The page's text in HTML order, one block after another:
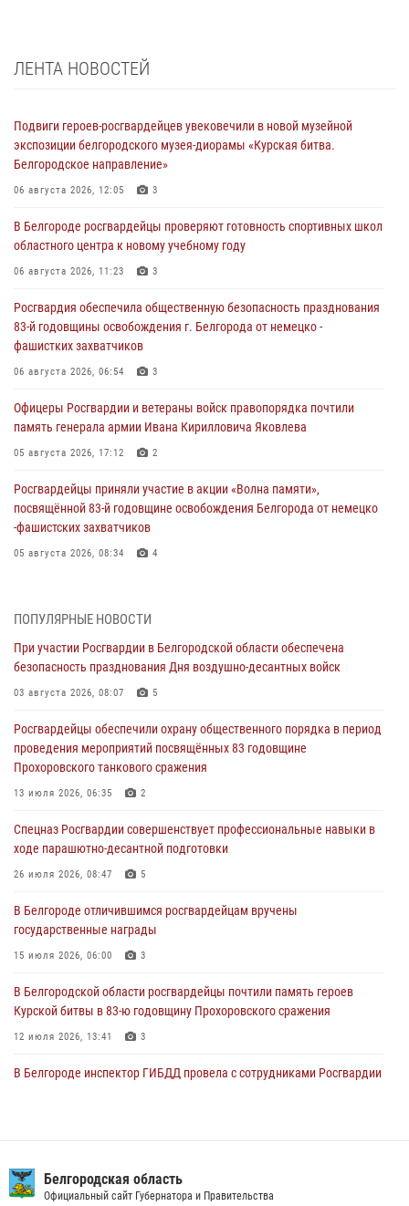
ЛЕНТА НОВОСТЕЙ
Подвиги героев‑росгвардейцев увековечили в новой музейной
экспозиции белгородского музея‑диорамы «Курская битва.
Белгородское направление»
06 августа 2026, 12:05 3
В Белгороде росгвардейцы проверяют готовность спортивных школ
областного центра к новому учебному году
06 августа 2026, 11:23 3
Росгвардия обеспечила общественную безопасность празднования
83-й годовщины освобождения г. Белгорода от немецко -
фашистких захватчиков
06 августа 2026, 06:54 3
Офицеры Росгвардии и ветераны войск правопорядка почтили
память генерала армии Ивана Кирилловича Яковлева
05 августа 2026, 17:12 2
Росгвардейцы приняли участие в акции «Волна памяти»,
посвящённой 83‑й годовщине освобождения Белгорода от немецко
‑фашистских захватчиков
05 августа 2026, 08:34 4
Росгвардейцы спасли раненого при атаке FPV-дрона ВСУ жителя
белгородского приграничья
За неделю белгородские росгвардейцы пресекли свыше 130
правонарушений
04 августа 2026, 06:03
Сотрудники Росгвардии задержали подозреваемую в краже
товаров из гипермаркета в Белгороде
03 августа 2026, 13:29
«Я расскажу вам о Герое»: история подполковника милиции в
отставке Виктора Хайрулика (видео)
03 августа 2026, 10:37
ПОПУЛЯРНЫЕ НОВОСТИ
При участии Росгвардии в Белгородской области обеспечена
безопасность празднования Дня воздушно-десантных войск
03 августа 2026, 08:07 5
Росгвардейцы обеспечили охрану общественного порядка в период
проведения мероприятий посвящённых 83 годовщине
Прохоровского танкового сражения
13 июля 2026, 06:35 2
Спецназ Росгвардии совершенствует профессиональные навыки в
ходе парашютно-десантной подготовки
26 июля 2026, 08:47 5
В Белгороде отличившимся росгвардейцам вручены
государственные награды
15 июля 2026, 06:00 3
В Белгородской области росгвардейцы почтили память героев
Курской битвы в 83-ю годовщину Прохоровского сражения
12 июля 2026, 13:41 3
В Белгороде инспектор ГИБДД провела с сотрудниками Росгвардии
подготовке спецподразделения в эфире радио «России - Белгород»
22 июля 2026, 14:36
Белгородская область
Официальный сайт Губернатора и Правительства